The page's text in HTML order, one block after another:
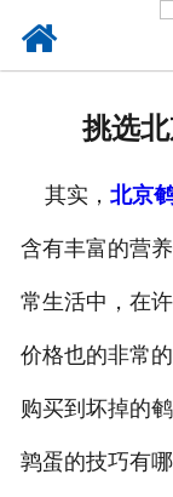
挑选
其实， 北京
含有丰富的营
常生活中，在
价格也的非常
购买到坏掉的
鹑蛋的技巧有哪